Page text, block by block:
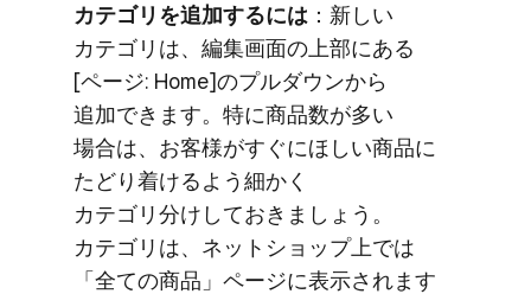
カテゴリを​追加するには ​：新しい​
カテゴリは、​編集画面の​上部に​ある​
[ページ: Home]の​プルダウンから​
追加できます。​特に​商品数が​多い​
場合は、​お客様が​すぐに​ほしい​商品に​
たどり着けるよう​細かく​
カテゴリ分けして​おきましょう。​
カテゴリは、​ネットショップ上では​
「全ての​商品」​ページに​表示されます​